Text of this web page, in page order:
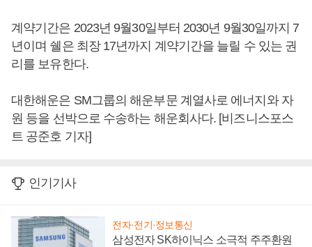
계약기간은 2023년 9월30일부터 2030년 9월30일까지 7
년이며 쉘은 최장 17년까지 계약기간을 늘릴 수 있는 권
리를 보유한다.
대한해운은 SM그룹의 해운부문 계열사로 에너지와 자
원 등을 선박으로 수송하는 해운회사다. [비즈니스포스
트 공준호 기자]
인기기사
전자·전기·정보통신
삼성전자 SK하이닉스 소극적 주주환원